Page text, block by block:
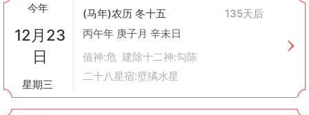
今年
12月23
日
星期三
(马年)农历 冬十五
135天后
丙午年 庚子月 辛未日
值神:危 建除十二神:勾陈
二十八星宿:壁獝水星